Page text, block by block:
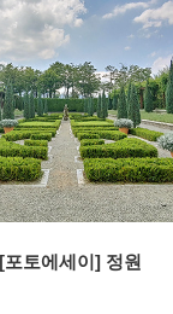
[포토에세이] 정원